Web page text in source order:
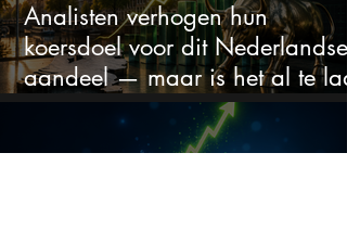
Analisten verhogen hun
koersdoel voor dit Nederlandse
aandeel — maar is het al te laat
om in te stappen?